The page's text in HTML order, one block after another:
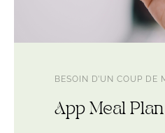
BESOIN D’UN COUP DE
App Meal Plan